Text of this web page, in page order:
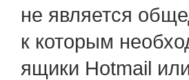
не является
к которым
ящики Hotmail